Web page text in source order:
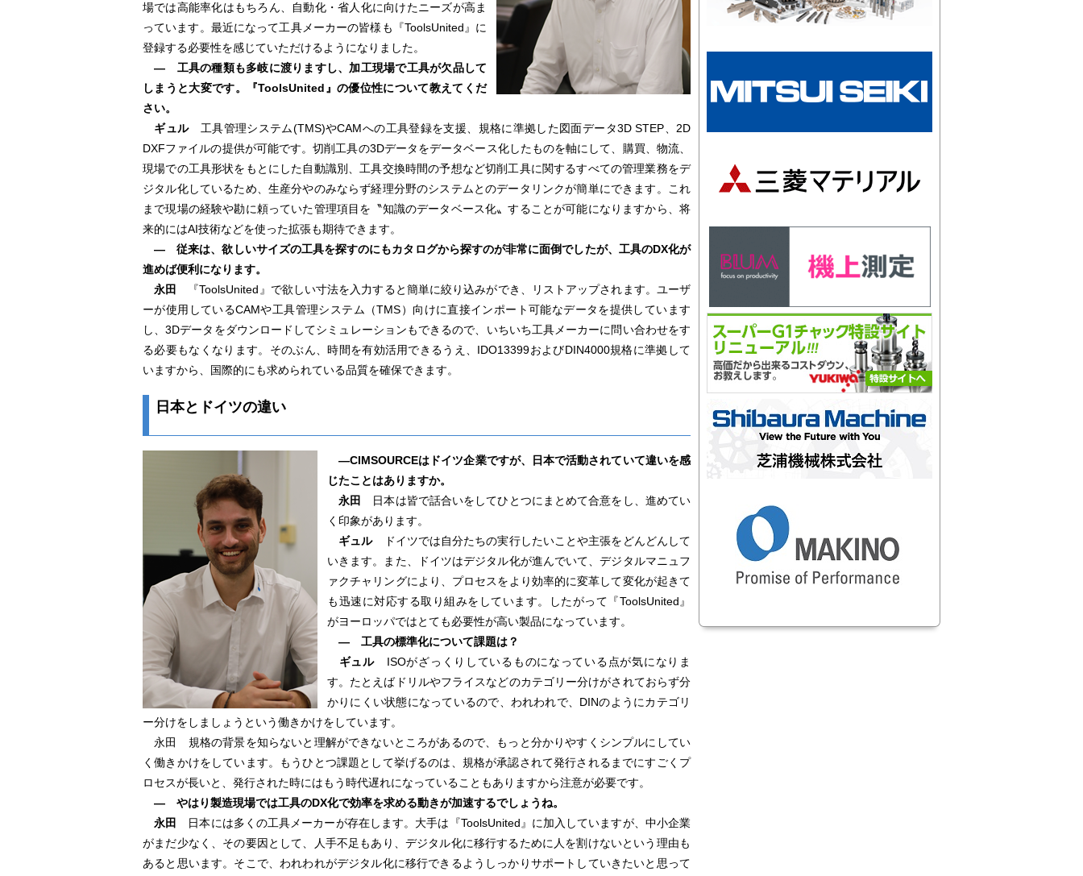
場では高能率化はもちろん、自動化・省人化に向けたニーズが高ま
っています。最近になって工具メーカーの皆様も『ToolsUnited』に
登録する必要性を感じていただけるようになりました。
― 工具の種類も多岐に渡りますし、加工現場で工具が欠品して
しまうと大変です。『ToolsUnited』の優位性について教えてくだ
さい。
ギュル工具管理システム(TMS)やCAMへの工具登録を支援、規格に準拠した図面データ3D STEP、2D
DXFファイルの提供が可能です。切削工具の3Dデータをデータベース化したものを軸にして、購買、物流、
現場での工具形状をもとにした自動識別、工具交換時間の予想など切削工具に関するすべての管理業務をデ
ジタル化しているため、生産分やのみならず経理分野のシステムとのデータリンクが簡単にできます。これ
まで現場の経験や勘に頼っていた管理項目を〝知識のデータベース化〟することが可能になりますから、将
来的にはAI技術などを使った拡張も期待できます。
― 従来は、欲しいサイズの工具を探すのにもカタログから探すのが非常に面倒でしたが、工具のDX化が
進めば便利になります。
永田
『ToolsUnited』で欲しい寸法を入力すると簡単に絞り込みができ、リストアップされます。ユーザ
ーが使用しているCAMや工具管理システム（TMS）向けに直接インポート可能なデータを提供しています
し、3Dデータをダウンロードしてシミュレーションもできるので、いちいち工具メーカーに問い合わせをす
る必要もなくなります。そのぶん、時間を有効活用できるうえ、IDO13399およびDIN4000規格に準拠して
いますから、国際的にも求められている品質を確保できます。
日本とドイツの違い
―CIMSOURCEはドイツ企業ですが、日本で活動されていて違いを感
じたことはありますか。
永田
日本は皆で話合いをしてひとつにまとめて合意をし、進めてい
く印象があります。
ギュルドイツでは自分たちの実行したいことや主張をどんどんして
いきます。また、ドイツはデジタル化が進んでいて、デジタルマニュフ
ァクチャリングにより、プロセスをより効率的に変革して変化が起きて
も迅速に対応する取り組みをしています。したがって『ToolsUnited』
がヨーロッパではとても必要性が高い製品になっています。
― 工具の標準化について課題は？
ギュルISOがざっくりしているものになっている点が気になりま
す。たとえばドリルやフライスなどのカテゴリー分けがされておらず分
かりにくい状態になっているので、われわれで、DINのようにカテゴリ
ー分けをしましょうという働きかけをしています。
永田 規格の背景を知らないと理解ができないところがあるので、もっと分かりやすくシンプルにしてい
く働きかけをしています。もうひとつ課題として挙げるのは、規格が承認されて発行されるまでにすごくプ
ロセスが長いと、発行された時にはもう時代遅れになっていることもありますから注意が必要です。
― やはり製造現場では工具のDX化で効率を求める動きが加速するでしょうね。
永田
日本には多くの工具メーカーが存在します。大手は『ToolsUnited』に加入していますが、中小企業
がまだ少なく、その要因として、人手不足もあり、デジタル化に移行するために人を割けないという理由も
あると思います。そこで、われわれがデジタル化に移行できるようしっかりサポートしていきたいと思って